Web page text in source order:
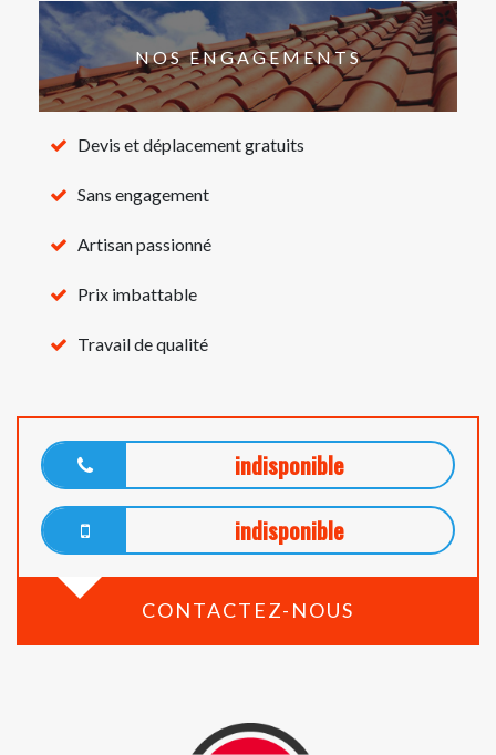
NOS ENGAGEMENTS
Devis et déplacement gratuits
Sans engagement
Artisan passionné
Prix imbattable
Travail de qualité
indisponible
indisponible
CONTACTEZ-NOUS